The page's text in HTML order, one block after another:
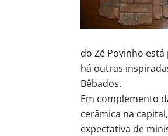
do Zé Povinho
há outras
Bêbados.
Em complemento
cerâmica na
expectativa de